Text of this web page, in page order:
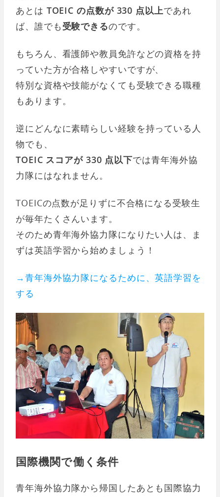
あとは TOEIC の点数が 330 点以上であれ
ば、誰でも 受験できるのです。
もちろん、看護師や教員免許などの資格を持
っていた方が合格しやすいですが、
特別な資格や技能がなくても受験できる職種
もあります。
逆にどんなに素晴らしい経験を持っている人
物でも、
TOEIC スコアが 330 点以下では青年海外協
力隊にはなれません。
TOEICの点数が足りずに不合格になる受験生
が毎年たくさんいます。
そのため青年海外協力隊になりたい人は、ま
ずは英語学習から始めましょう！
→青年海外協力隊になるために、英語学習を
する
国際機関で働く条件
青年海外協力隊から帰国したあとも国際協力